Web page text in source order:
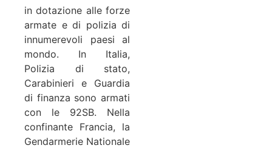
in dotazione alle forze
armate e di polizia di
innumerevoli paesi al
mondo. In Italia,
Polizia di stato,
Carabinieri e Guardia
di finanza sono armati
con le 92SB. Nella
confinante Francia, la
Gendarmerie Nationale